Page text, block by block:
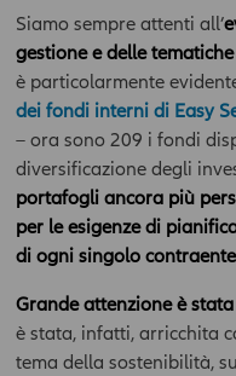
o definitivamente,
necessità di acquisire il
I contenuti dell’ Area
informativa e descrittiva,
ufficialità. In nessun caso
consulenza professionale,
l’assunzione di alcun
Qualsiasi prodotto,
potrebbe non essere
qualsiasi operazione,
News ai fini delle proprie
situazione finanziaria e di
e comunque sempre
Siamo sempre attenti all’
gestione e delle
è particolarmente
dei fondi interni di Easy
– ora sono 209 i fondi
diversificazione degli
portafogli ancora più
per le esigenze di
di ogni singolo
Grande attenzione è
è stata, infatti, arricchita
tema della sostenibilità,